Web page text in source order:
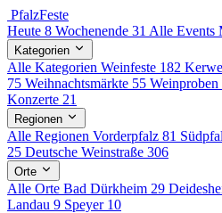
PfalzFeste
Heute 8 Wochenende 31 Alle Events
Kategorien
Alle Kategorien Weinfeste 182
75 Weihnachtsmärkte 55 Weinproben
Konzerte 21
Regionen
Alle Regionen Vorderpfalz 81
25 Deutsche Weinstraße 306
Orte
Alle Orte Bad Dürkheim 29
Landau 9 Speyer 10